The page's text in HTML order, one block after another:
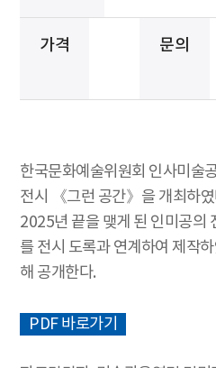
가격 문의
한국문화예술위원회 인사미술
전시 《그런 공간》을 개최하
2025년 끝을 맺게 된 인미공의
를 전시 도록과 연계하여 제작
해 공개한다.
PDF 바로가기